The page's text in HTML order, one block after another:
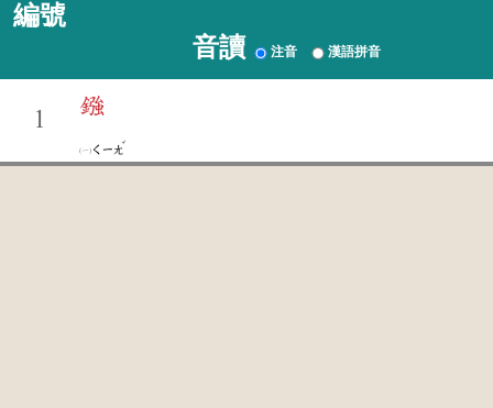
編號
音讀 注音 漢語拼音
1
鏹
ㄑㄧㄤ
ˇ